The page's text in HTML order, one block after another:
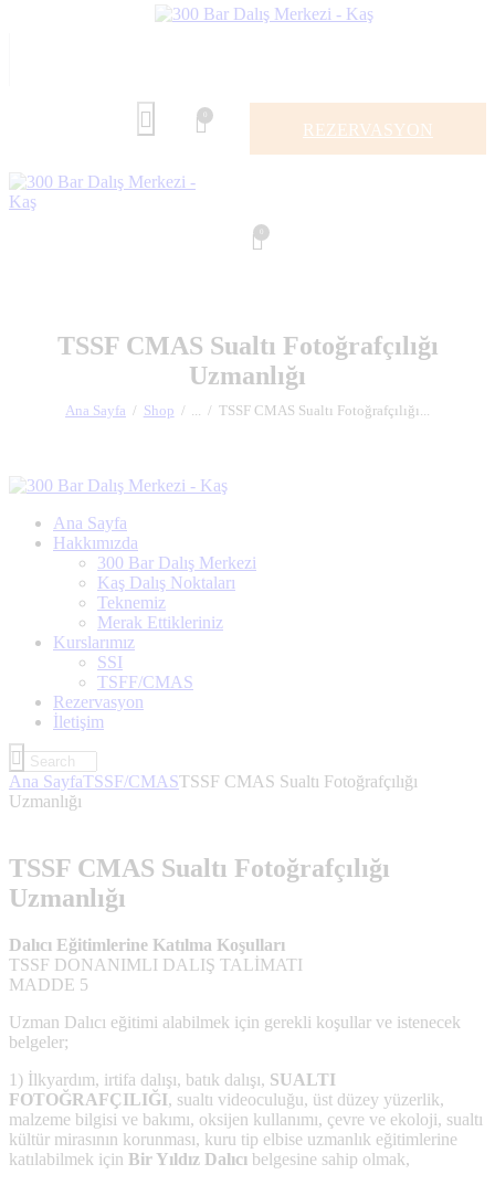
REZERVASYON
TSSF CMAS Sualtı Fotoğrafçılığı
Uzmanlığı
Ana Sayfa Shop ... TSSF CMAS Sualtı Fotoğrafçılığı...
Ana Sayfa
Hakkımızda
300 Bar Dalış Merkezi
Kaş Dalış Noktaları
Teknemiz
Merak Ettikleriniz
Kurslarımız
SSI
TSFF/CMAS
Rezervasyon
İletişim
Ana SayfaTSSF/CMASTSSF CMAS Sualtı Fotoğrafçılığı
Uzmanlığı
TSSF CMAS Sualtı Fotoğrafçılığı
Uzmanlığı
Dalıcı Eğitimlerine Katılma Koşulları
TSSF DONANIMLI DALIŞ TALİMATI
MADDE 5
Uzman Dalıcı eğitimi alabilmek için gerekli koşullar ve istenecek
belgeler;
1) İlkyardım, irtifa dalışı, batık dalışı, SUALTI
FOTOĞRAFÇILIĞI, sualtı videoculuğu, üst düzey yüzerlik,
malzeme bilgisi ve bakımı, oksijen kullanımı, çevre ve ekoloji, sualtı
kültür mirasının korunması, kuru tip elbise uzmanlık eğitimlerine
katılabilmek için Bir Yıldız Dalıcı belgesine sahip olmak,